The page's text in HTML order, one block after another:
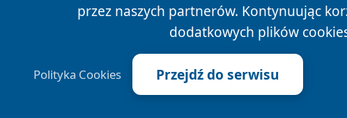
przez naszych partnerów. Kontynuując
dodatkowych plików
Polityka Cookies Przejdź do serwisu